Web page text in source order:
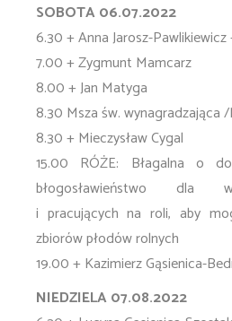
SOBOTA 06.07.2022
6.30 + Anna Jarosz-Pawlikiewicz
7.00 + Zygmunt Mamcarz
8.00 + Jan Matyga
8.30 Msza św. wynagradzająca
8.30 + Mieczysław Cygal
15.00 RÓŻE: Błagalna o
błogosławieństwo dla
i pracujących na roli, aby
zbiorów płodów rolnych
19.00 + Kazimierz Gąsienica-
NIEDZIELA 07.08.2022